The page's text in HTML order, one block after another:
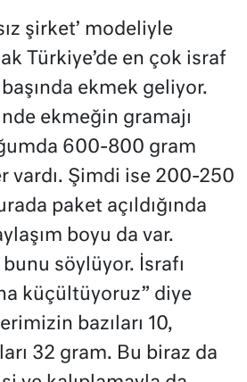
şirket’ modeliyle
Türkiye’de en çok israf
ekmek geliyor.
ekmeğin gramajı
600-800 gram
vardı. Şimdi ise 200-250
paket açıldığında
boyu da var.
söylüyor. İsrafı
küçültüyoruz” diye
bazıları 10,
32 gram. Bu biraz da